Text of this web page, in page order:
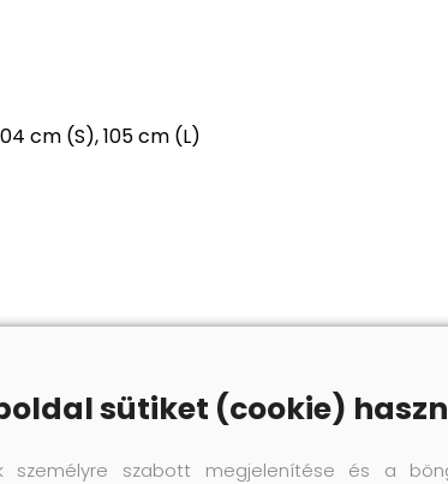
cm (S), 105 cm (L)
sütiket (cookie)
személyre szabott megjelenítése és a